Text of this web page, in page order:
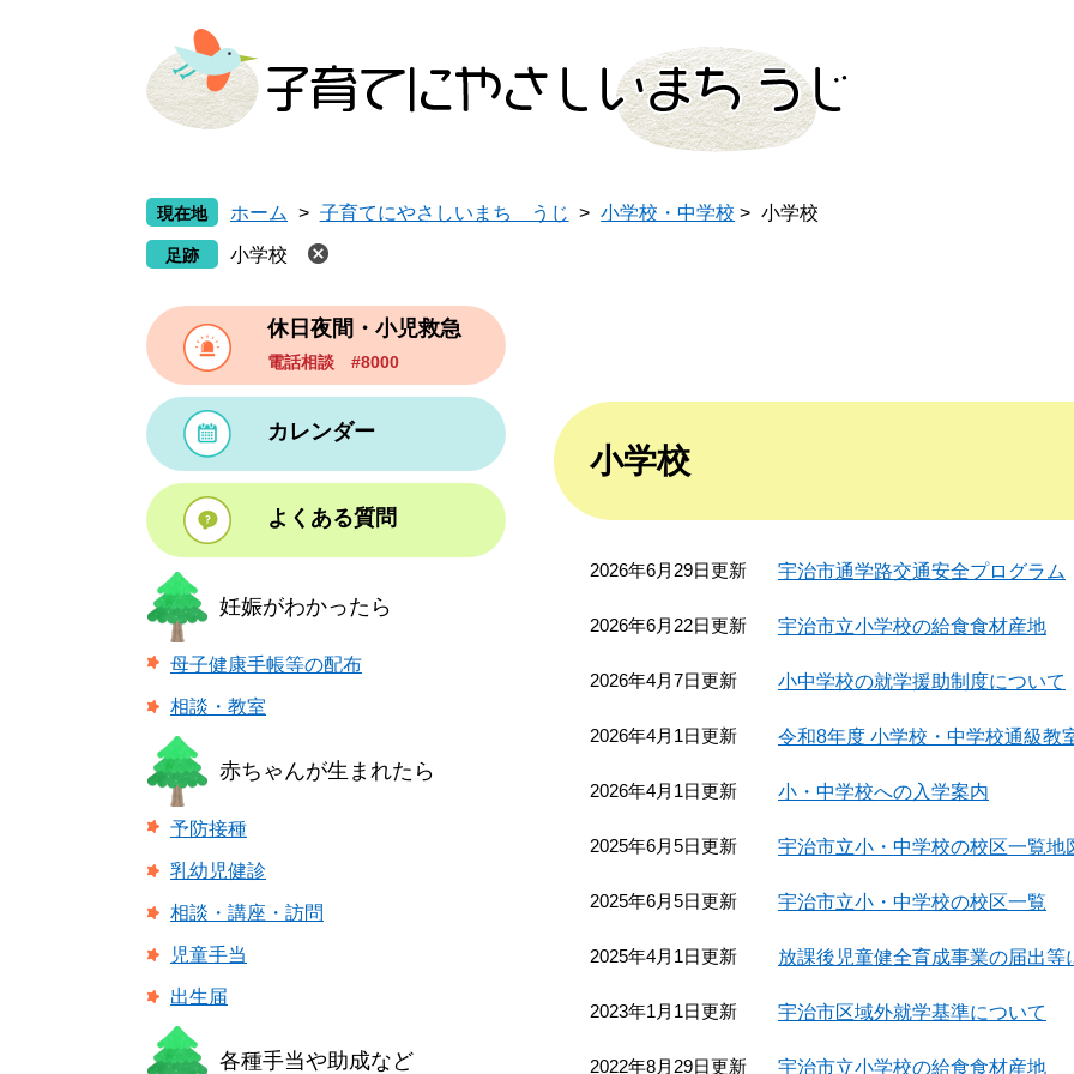
現在地 ホーム > 子育てにやさしいまち うじ > 小学校・中学校 > 小学校
小学校
小学校
2026年6月29日更新 宇治市通学路交通安全プログラム
2026年6月22日更新 宇治市立小学校の給食食材産地
2026年4月7日更新 小中学校の就学援助制度について
2026年4月1日更新 令和8年度 小学校・中学校通級教
2026年4月1日更新 小・中学校への入学案内
2025年6月5日更新 宇治市立小・中学校の校区一覧地
2025年6月5日更新 宇治市立小・中学校の校区一覧
2025年4月1日更新 放課後児童健全育成事業の届出等
2023年1月1日更新 宇治市区域外就学基準について
2022年8月29日更新 宇治市立小学校の給食食材産地
休日夜間・小児救急
電話相談 #8000
カレンダー
よくある質問
妊娠がわかったら
母子健康手帳等の配布
相談・教室
赤ちゃんが生まれたら
予防接種
乳幼児健診
相談・講座・訪問
児童手当
出生届
各種手当や助成など